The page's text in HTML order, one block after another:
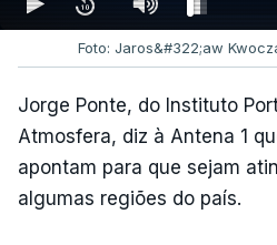
Foto: Jaros&#322;aw
Jorge Ponte, do Instituto
Atmosfera, diz à Antena 1
apontam para que sejam
algumas regiões do país.